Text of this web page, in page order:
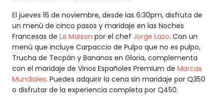
El jueves 16 de noviembre, desde las 6:30pm, disfruta de
un menú de cinco pasos y maridaje en las Noches
Francesas de La Maison por el chef Jorge Lazo. Con un
menú que incluye Carpaccio de Pulpo que no es pulpo,
Trucha de Tecpán y Bananos en Gloria, complementa
con el maridaje de Vinos Españoles Premium de Marcas
Mundiales. Puedes adquirir la cena sin maridaje por Q350
o disfrutar de la experiencia completa por Q450.